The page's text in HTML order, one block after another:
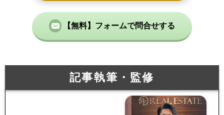
【無料】フォームで問合せする
記事執筆・監修